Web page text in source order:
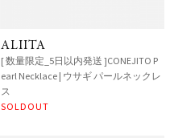
ALIITA
[ 数量限定_5日以内発送 ]CONEJITO P
earl Necklace | ウサギ パールネックレ
ス
SOLDOUT